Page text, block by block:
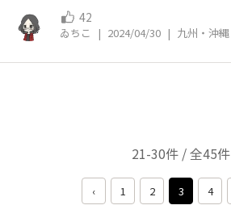
42
ゐちこ | 2024/04/30 | 九州・沖縄
21-30件 / 全45件
‹ 1 2 3 4